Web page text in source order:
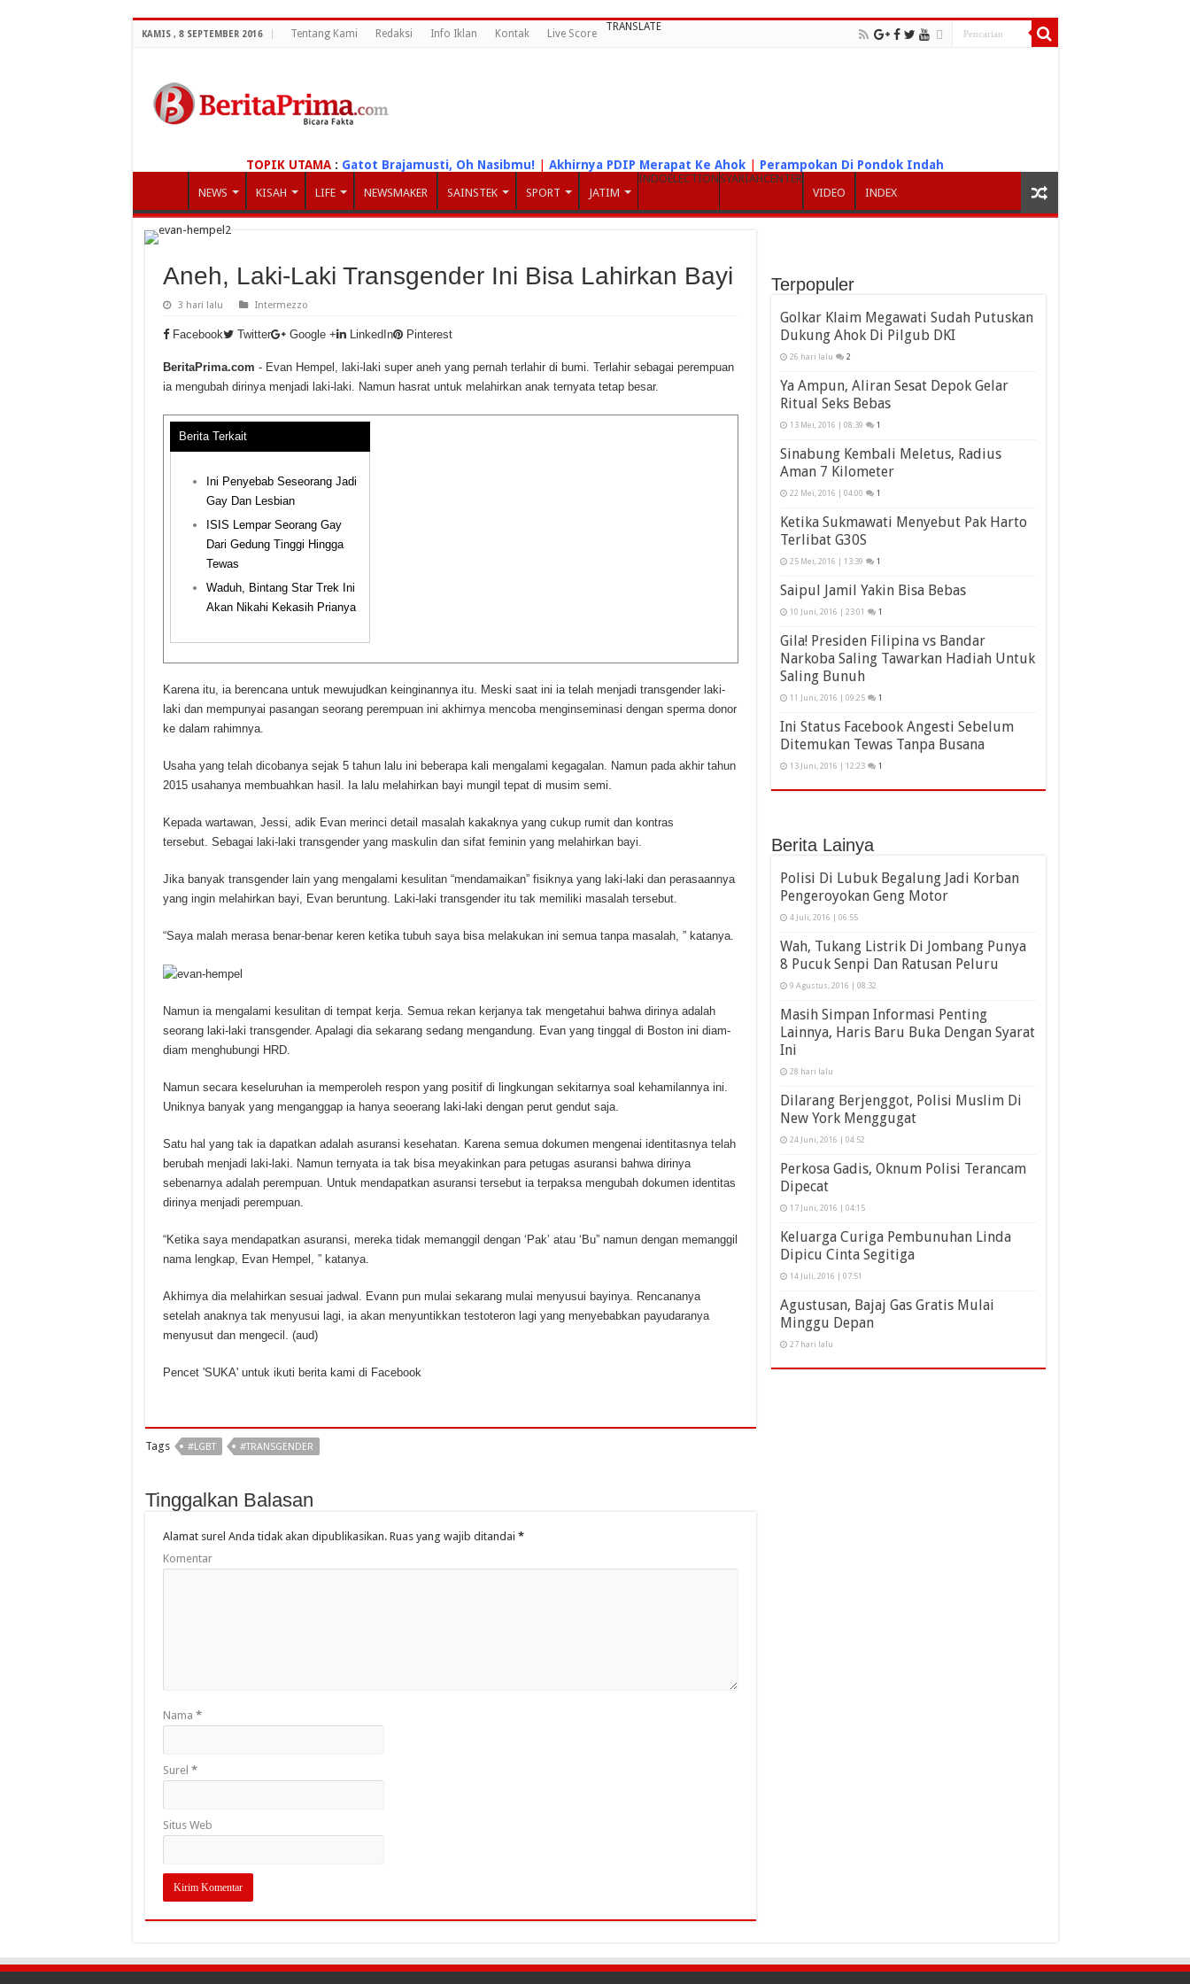
KAMIS , 8 SEPTEMBER 2016 Tentang Kami Redaksi Info Iklan Kontak Live Score
TRANSLATE
TOPIK UTAMA : Gatot Brajamusti, Oh Nasibmu! Akhirnya PDIP Merapat Ke Ahok Perampokan Di Pondok Indah
NEWS KISAH LIFE NEWSMAKER SAINSTEK SPORT JATIM
INDOELECTION SYARIAHCENTER
VIDEO
INDEX
Aneh, Laki-Laki Transgender Ini Bisa Lahirkan Bayi
3 hari lalu Intermezzo
Facebook Twitter Google + LinkedIn Pinterest
BeritaPrima.com - Evan Hempel, laki-laki super aneh yang pernah terlahir di bumi. Terlahir sebagai perempuan
ia mengubah dirinya menjadi laki-laki. Namun hasrat untuk melahirkan anak ternyata tetap besar.
Berita Terkait
Ini Penyebab Seseorang Jadi
Gay Dan Lesbian
ISIS Lempar Seorang Gay
Dari Gedung Tinggi Hingga
Tewas
Waduh, Bintang Star Trek Ini
Akan Nikahi Kekasih Prianya
Karena itu, ia berencana untuk mewujudkan keinginannya itu. Meski saat ini ia telah menjadi transgender laki-
laki dan mempunyai pasangan seorang perempuan ini akhirnya mencoba menginseminasi dengan sperma donor
ke dalam rahimnya.
Usaha yang telah dicobanya sejak 5 tahun lalu ini beberapa kali mengalami kegagalan. Namun pada akhir tahun
2015 usahanya membuahkan hasil. Ia lalu melahirkan bayi mungil tepat di musim semi.
Kepada wartawan, Jessi, adik Evan merinci detail masalah kakaknya yang cukup rumit dan kontras
tersebut. Sebagai laki-laki transgender yang maskulin dan sifat feminin yang melahirkan bayi.
Jika banyak transgender lain yang mengalami kesulitan “mendamaikan” fisiknya yang laki-laki dan perasaannya
yang ingin melahirkan bayi, Evan beruntung. Laki-laki transgender itu tak memiliki masalah tersebut.
“Saya malah merasa benar-benar keren ketika tubuh saya bisa melakukan ini semua tanpa masalah, ” katanya.
Namun ia mengalami kesulitan di tempat kerja. Semua rekan kerjanya tak mengetahui bahwa dirinya adalah
seorang laki-laki transgender. Apalagi dia sekarang sedang mengandung. Evan yang tinggal di Boston ini diam-
diam menghubungi HRD.
Namun secara keseluruhan ia memperoleh respon yang positif di lingkungan sekitarnya soal kehamilannya ini.
Uniknya banyak yang menganggap ia hanya seoerang laki-laki dengan perut gendut saja.
Satu hal yang tak ia dapatkan adalah asuransi kesehatan. Karena semua dokumen mengenai identitasnya telah
berubah menjadi laki-laki. Namun ternyata ia tak bisa meyakinkan para petugas asuransi bahwa dirinya
sebenarnya adalah perempuan. Untuk mendapatkan asuransi tersebut ia terpaksa mengubah dokumen identitas
dirinya menjadi perempuan.
“Ketika saya mendapatkan asuransi, mereka tidak memanggil dengan ‘Pak’ atau ‘Bu” namun dengan memanggil
nama lengkap, Evan Hempel, ” katanya.
Akhirnya dia melahirkan sesuai jadwal. Evann pun mulai sekarang mulai menyusui bayinya. Rencananya
setelah anaknya tak menyusui lagi, ia akan menyuntikkan testoteron lagi yang menyebabkan payudaranya
menyusut dan mengecil. (aud)
Pencet 'SUKA' untuk ikuti berita kami di Facebook
Tags #LGBT #TRANSGENDER
Tinggalkan Balasan
Alamat surel Anda tidak akan dipublikasikan.Ruas yang wajib ditandai *
Komentar
Nama *
Surel *
Situs Web
Terpopuler
Golkar Klaim Megawati Sudah Putuskan
Dukung Ahok Di Pilgub DKI
26 hari lalu 2
Ya Ampun, Aliran Sesat Depok Gelar
Ritual Seks Bebas
13 Mei, 2016 | 08:39 1
Sinabung Kembali Meletus, Radius
Aman 7 Kilometer
22 Mei, 2016 | 04:00 1
Ketika Sukmawati Menyebut Pak Harto
Terlibat G30S
25 Mei, 2016 | 13:39 1
Saipul Jamil Yakin Bisa Bebas
10 Juni, 2016 | 23:01 1
Gila! Presiden Filipina vs Bandar
Narkoba Saling Tawarkan Hadiah Untuk
Saling Bunuh
11 Juni, 2016 | 09:25 1
Ini Status Facebook Angesti Sebelum
Ditemukan Tewas Tanpa Busana
13 Juni, 2016 | 12:23 1
Berita Lainya
Polisi Di Lubuk Begalung Jadi Korban
Pengeroyokan Geng Motor
4 Juli, 2016 | 06:55
Wah, Tukang Listrik Di Jombang Punya
8 Pucuk Senpi Dan Ratusan Peluru
9 Agustus, 2016 | 08:32
Masih Simpan Informasi Penting
Lainnya, Haris Baru Buka Dengan Syarat
Ini
28 hari lalu
Dilarang Berjenggot, Polisi Muslim Di
New York Menggugat
24 Juni, 2016 | 04:52
Perkosa Gadis, Oknum Polisi Terancam
Dipecat
17 Juni, 2016 | 04:15
Keluarga Curiga Pembunuhan Linda
Dipicu Cinta Segitiga
14 Juli, 2016 | 07:51
Agustusan, Bajaj Gas Gratis Mulai
Minggu Depan
27 hari lalu